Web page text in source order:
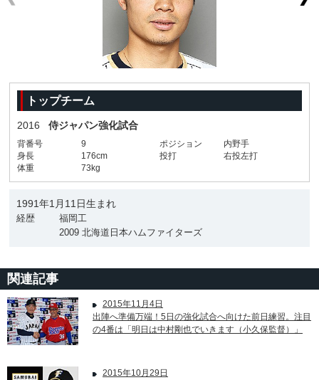
トップチーム
2016 侍ジャパン強化試合
背番号 9 ポジション
内野手
身長
176cm 投打
右投左打
体重
73kg
1991年1月11日生まれ
経歴
福岡工
2009 北海道日本ハムファイターズ
関連記事
2015年11月4日
出陣へ準備万端！5日の強化試合へ向けた前日練習。注目
の4番は「明日は中村剛也でいきます（小久保監督）」
2015年10月29日